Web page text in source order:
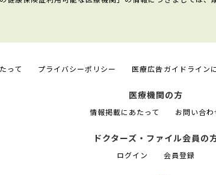
って プライバシーポリシー 医療広告ガイドライン
医療機関の方
情報掲載にあたって お問い合わ
ドクターズ・ファイル会員の
ログイン 会員登録